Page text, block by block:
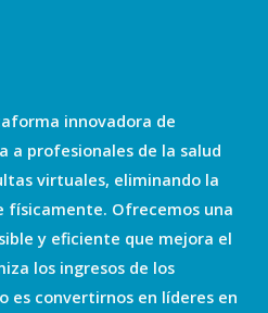
innovadora de
a profesionales de la salud
virtuales, eliminando la
físicamente. Ofrecemos una
y eficiente que mejora el
los ingresos de los
es convertirnos en líderes en